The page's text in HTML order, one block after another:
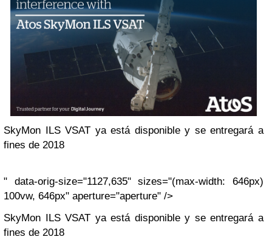
SkyMon ILS VSAT ya está disponible y se entregará a
fines de 2018
" data-orig-size="1127,635" sizes="(max-width: 646px)
100vw, 646px" aperture="aperture" />
SkyMon ILS VSAT ya está disponible y se entregará a
fines de 2018